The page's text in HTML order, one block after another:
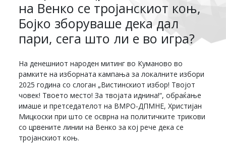
на Венко се тројанскиот коњ,
Бојко зборуваше дека дал
пари, сега што ли е во игра?
На денешниот народен митинг во Куманово во
рамките на изборната кампања за локалните избори
2025 година со слоган „Вистинскиот избор! Твојот
човек! Твоето место! За твојата иднина!“, обраќање
имаше и претседателот на ВМРО-ДПМНЕ, Христијан
Мицкоски при што се осврна на политичките трикови
со црвените линии на Венко за кој рече дека се
тројанскиот коњ.